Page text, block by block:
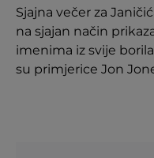
Sjajna večer za
na sjajan način
imenima iz svije
su primjerice Jon